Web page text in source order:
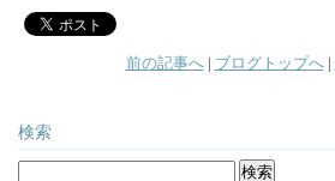
前の記事へ| ブログトップへ|
検索